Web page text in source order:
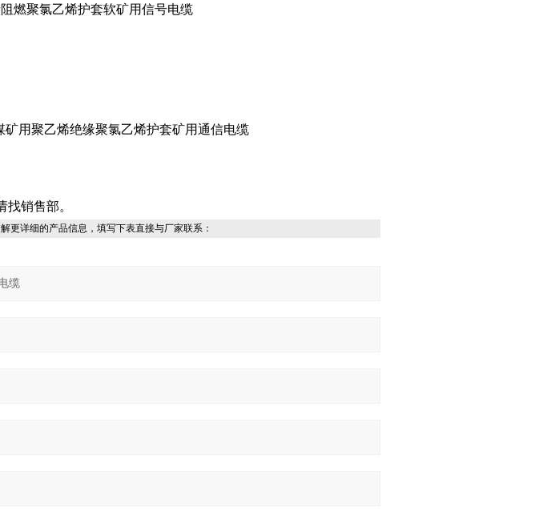
燃聚氯乙烯护套软矿用信号电缆
矿用聚乙烯绝缘聚氯乙烯护套矿用通信电缆
销售部。
更详细的产品信息，填写下表直接与厂家联系：